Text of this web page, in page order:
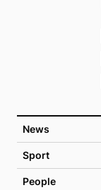
News
Sport
People